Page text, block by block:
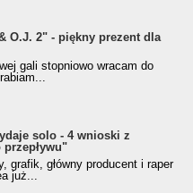
O.J. 2" - piękny prezent dla
gali stopniowo wracam do
solo - 4 wnioski z
przepływu"
grafik, główny producent i raper
już...